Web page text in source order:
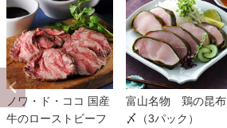
ノワ・ド・ココ 国産
牛のローストビーフ
富山名物 鶏の昆布
〆（3パック）